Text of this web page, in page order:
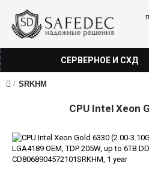
СЕРВЕРНОЕ И СХД
SRKHM
CPU Intel Xeon